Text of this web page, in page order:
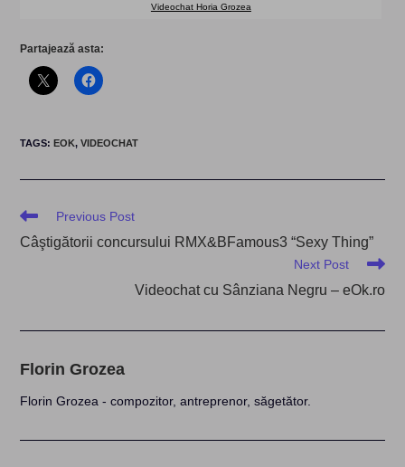
Videochat Horia Grozea
Partajează asta:
TAGS:EOK, VIDEOCHAT
Read
articles
Previous Post
Câştigătorii concursului RMX&BFamous3 “Sexy Thing”
Next Post
Videochat cu Sânziana Negru – eOk.ro
Florin Grozea
Florin Grozea - compozitor, antreprenor, săgetător.